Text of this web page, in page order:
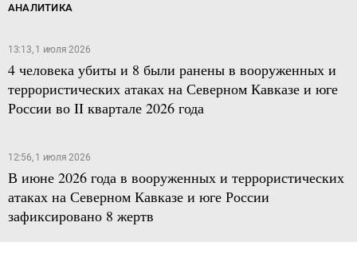
АНАЛИТИКА
13:13, 1 июля 2026
4 человека убиты и 8 были ранены в вооруженных и
террористических атаках на Северном Кавказе и юге
России во II квартале 2026 года
12:56, 1 июля 2026
В июне 2026 года в вооруженных и террористических
атаках на Северном Кавказе и юге России
зафиксировано 8 жертв